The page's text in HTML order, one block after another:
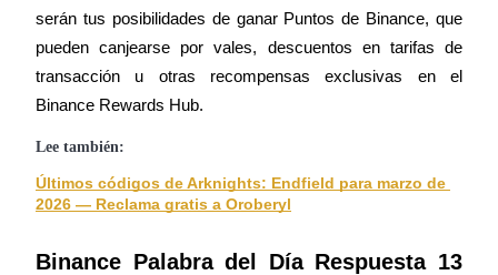
Guía
serán tus posibilidades de ganar Puntos de Binance, que
pueden canjearse por vales, descuentos en tarifas de
transacción u otras recompensas exclusivas en el
Binance Rewards Hub.
Lee también:
Últimos códigos de Arknights: Endfield para marzo de
2026 — Reclama gratis a Oroberyl
Binance Palabra del Día Respuesta 13